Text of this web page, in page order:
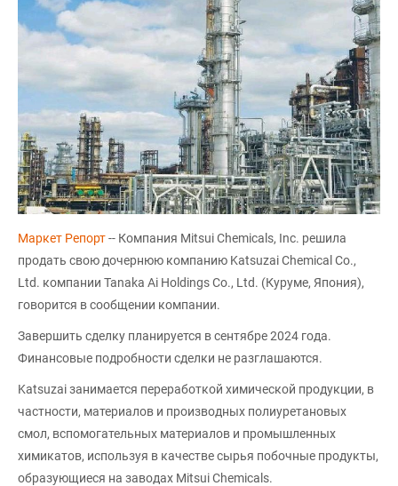
Маркет Репорт-- Компания Mitsui Chemicals, Inc. решила
продать свою дочернюю компанию Katsuzai Chemical Co.,
Ltd. компании Tanaka Ai Holdings Co., Ltd. (Куруме, Япония),
говорится в сообщении компании.
Завершить сделку планируется в сентябре 2024 года.
Финансовые подробности сделки не разглашаются.
Katsuzai занимается переработкой химической продукции, в
частности, материалов и производных полиуретановых
смол, вспомогательных материалов и промышленных
химикатов, используя в качестве сырья побочные продукты,
образующиеся на заводах Mitsui Chemicals.